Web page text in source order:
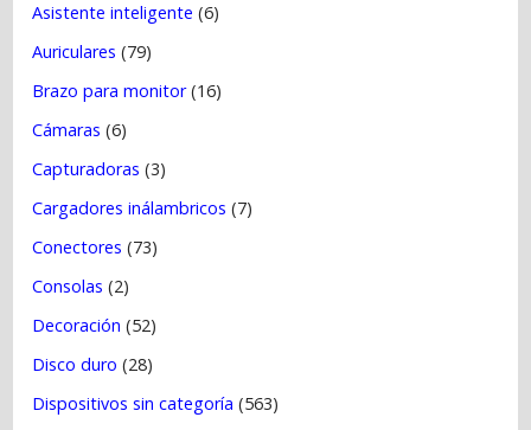
Asistente inteligente (6)
Auriculares (79)
Brazo para monitor(16)
Cámaras (6)
Capturadoras (3)
Cargadores inálambricos (7)
Conectores (73)
Consolas (2)
Decoración (52)
Disco duro (28)
Dispositivos sin categoría (563)